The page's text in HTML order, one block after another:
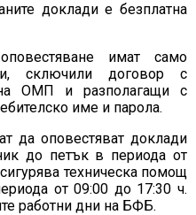
доклади е безплатна
имат само
сключили договор с
ОМП и разполагащи с
име и парола.
да оповестяват доклади
до петък в периода от
техническа помощ
от 09:00 до 17:30 ч.
работни дни на БФБ.